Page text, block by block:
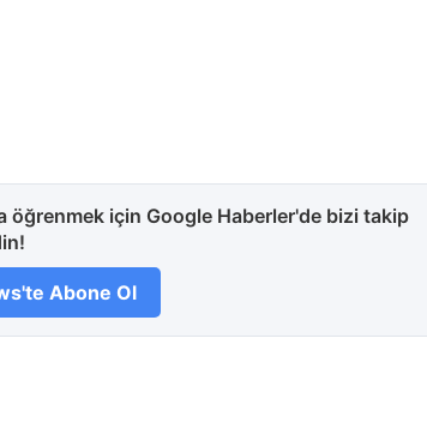
öğrenmek için Google Haberler'de bizi takip
Abone Ol